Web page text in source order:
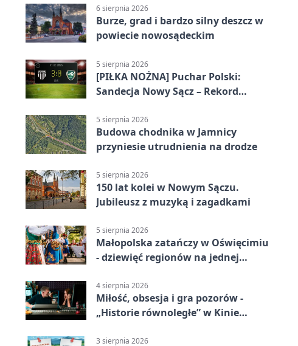
6 sierpnia 2026
Burze, grad i bardzo silny deszcz w
powiecie nowosądeckim
5 sierpnia 2026
[PIŁKA NOŻNA] Puchar Polski:
Sandecja Nowy Sącz – Rekord
5 sierpnia 2026
Budowa chodnika w Jamnicy
przyniesie utrudnienia na drodze
5 sierpnia 2026
150 lat kolei w Nowym Sączu.
Jubileusz z muzyką i zagadkami
5 sierpnia 2026
Małopolska zatańczy w Oświęcimiu
- dziewięć regionów na jednej
4 sierpnia 2026
Miłość, obsesja i gra pozorów -
„Historie równoległe” w Kinie
3 sierpnia 2026